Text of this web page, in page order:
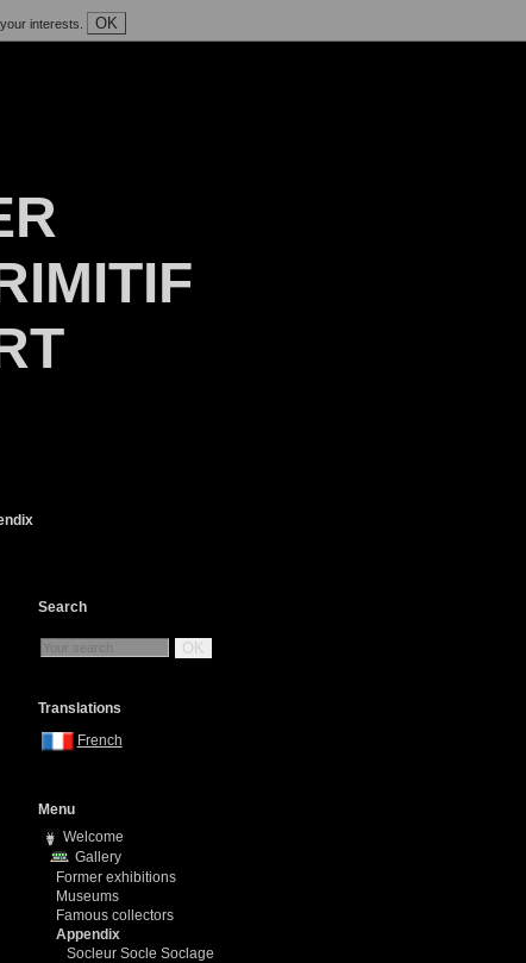
interests. OK
Search
OK
Translations
French
Menu
Welcome
Gallery
Former exhibitions
Museums
Famous collectors
Appendix
Socleur Socle Soclage